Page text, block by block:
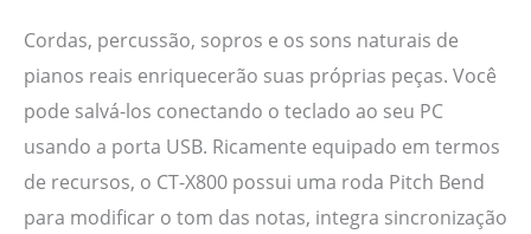
Cordas, percussão, sopros e os sons naturais de
pianos reais enriquecerão suas próprias peças. Você
pode salvá-los conectando o teclado ao seu PC
usando a porta USB. Ricamente equipado em termos
de recursos, o CT-X800 possui uma roda Pitch Bend
para modificar o tom das notas, integra sincronização